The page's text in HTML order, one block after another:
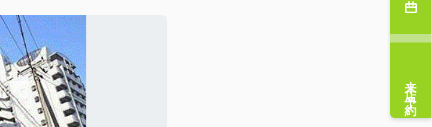
来店予約